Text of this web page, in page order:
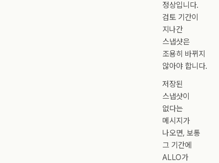
정상입니다.
검토 기간이
지나간
스냅샷은
조용히 바뀌지
않아야 합니다.
저장된
스냅샷이
없다는
메시지가
나오면, 보통
그 기간에
ALLO가